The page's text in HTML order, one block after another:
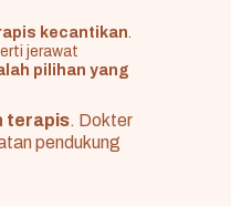
kecantikan
jerawat
pilihan yang
terapis. Dokter
pendukung